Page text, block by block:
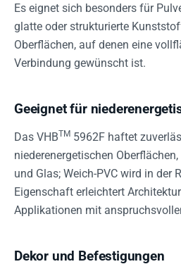
Es eignet sich besonders für
glatte oder strukturierte
Oberflächen, auf denen eine
Verbindung gewünscht ist.
Geeignet für
Das VHBTM 5962F haftet
niederenergetischen
und Glas; Weich-PVC wird in der
Eigenschaft erleichtert
Applikationen mit
Dekor und Befestigungen